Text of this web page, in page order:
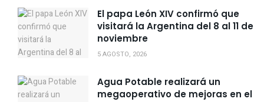
El papa León XIV confirmó que
visitará la Argentina del 8 al 11 de
noviembre
5 AGOSTO, 2026
Agua Potable realizará un
megaoperativo de mejoras en el